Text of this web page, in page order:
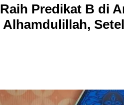
Predikat B di